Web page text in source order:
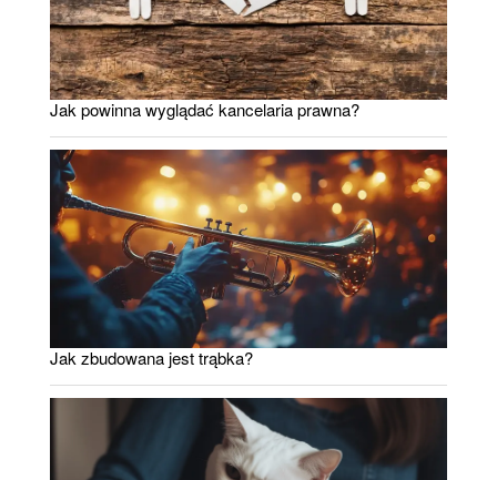
Jak powinna wyglądać kancelaria prawna?
Jak zbudowana jest trąbka?